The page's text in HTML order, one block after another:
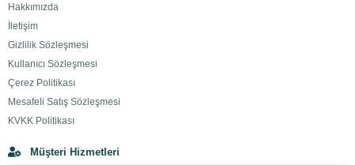
Hakkımızda
İletişim
Gizlilik Sözleşmesi
Kullanıcı Sözleşmesi
Çerez Politikası
Mesafeli Satış Sözleşmesi
KVKK Politikası
Müşteri Hizmetleri